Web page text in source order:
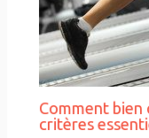
Comment bien
critères